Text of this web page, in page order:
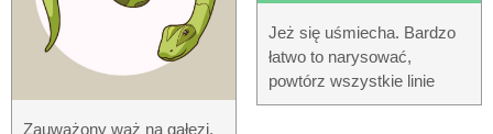
Zauważony wąż na gałęzi.
Jeż się uśmiecha. Bardzo
łatwo to narysować,
powtórz wszystkie linie